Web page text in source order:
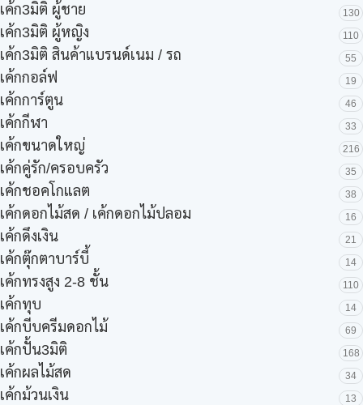
เค้ก3มิติ ผู้ชาย 130
เค้ก3มิติ ผู้หญิง 110
เค้ก3มิติ สินค้าแบรนด์เนม / รถ 55
เค้กกอล์ฟ 19
เค้กการ์ตูน 46
เค้กกีฬา 33
เค้กขนาดใหญ่ 216
เค้กคู่รัก/ครอบครัว 35
เค้กชอคโกแลต 38
เค้กดอกไม้สด / เค้กดอกไม้ปลอม 16
เค้กดึงเงิน 21
เค้กตุ๊กตาบาร์บี้ 14
เค้กทรงสูง 2-8 ชั้น 110
เค้กทุบ 14
เค้กบีบครีมดอกไม้ 69
เค้กปั้น3มิติ 168
เค้กผลไม้สด 34
เค้กม้วนเงิน 13